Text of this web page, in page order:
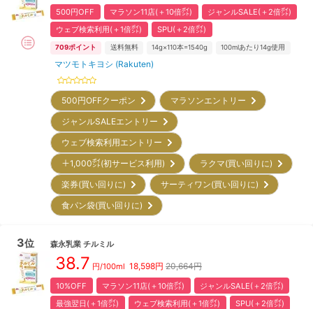
500円OFF マラソン11店(＋10倍㌽)
ジャンルSALE(＋2倍㌽)
ウェブ検索利用(＋1倍㌽)
SPU(＋2倍㌽)
709ポイント 送料無料 14g×110本=1540g 100mlあたり14g使用
マツモトキヨシ (Rakuten)
500円OFFクーポン
マラソンエントリー
ジャンルSALEエントリー
ウェブ検索利用エントリー
＋1,000㌽(初サービス利用)
ラクマ(買い回りに)
楽券(買い回りに)
サーティワン(買い回りに)
食パン袋(買い回りに)
3位 森永乳業 チルミル
38.7 円/100ml 18,598円 20,664円
10%OFF マラソン11店(＋10倍㌽)
ジャンルSALE(＋2倍㌽)
最強翌日(＋1倍㌽)
ウェブ検索利用(＋1倍㌽) SPU(＋2倍㌽)